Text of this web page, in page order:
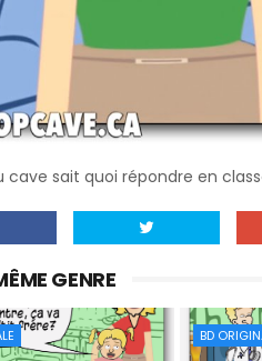
cave sait quoi répondre en
GENRE
BD